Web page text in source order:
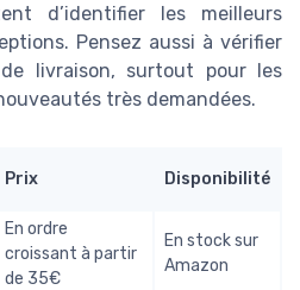
d’identifier les meilleurs
Pensez aussi à vérifier
livraison, surtout pour les
très demandées.
Prix Disponibilité
En ordre
croissant à partir
de 35€
En stock sur
Amazon